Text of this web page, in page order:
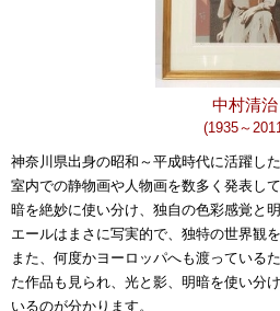
中村清治
(1935～
神奈川県出身の昭和～平成時代に活躍し
室内での静物画や人物画を数多く発表し
暗を絶妙に使い分け、独自の色彩感覚と
エールはまさに写実的で、独特の世界観
また、何度かヨーロッパへも渡っている
た作品も見られ、光と影、明暗を使い分
いるのが分かります。